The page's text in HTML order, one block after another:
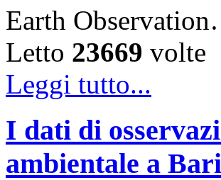
Earth
Letto 23669 volte
Leggi tutto...
I dati di
ambientale a